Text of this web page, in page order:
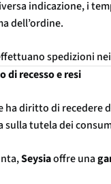
indicazione, i
dell’ordine.
spedizioni nei
di recesso e resi
ha diritto di recedere
sulla tutela dei
Seysiaoffre una